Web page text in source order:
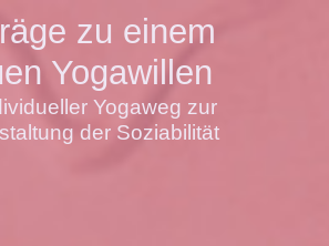
zu einem
Yogawillen
Yogaweg zur
der Soziabilität